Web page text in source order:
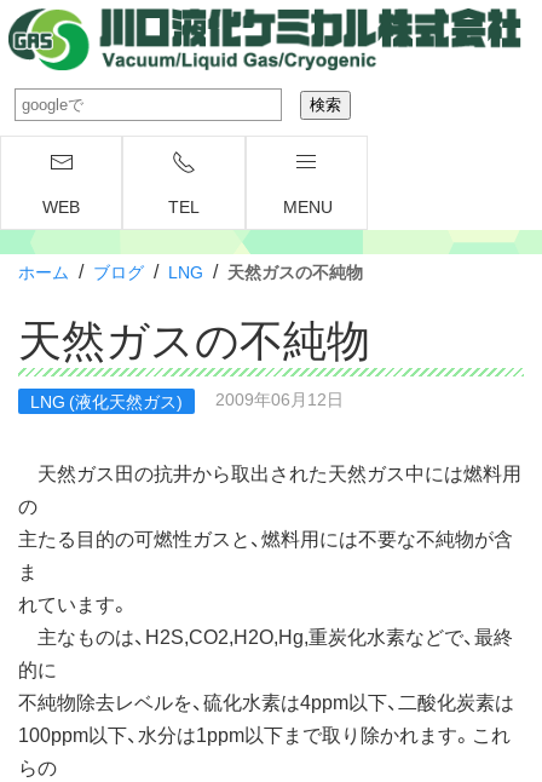
WEB TEL MENU
ホーム / ブログ / LNG / 天然ガスの不純物
天然ガスの不純物
LNG (液化天然ガス) 2009年06月12日
天然ガス田の抗井から取出された天然ガス中には燃料用
の
主たる目的の可燃性ガスと、燃料用には不要な不純物が含
ま
れています。
主なものは、H2S,CO2,H2O,Hg,重炭化水素などで、最終
的に
不純物除去レベルを、硫化水素は4ppm以下、二酸化炭素は
100ppm以下、水分は1ppm以下まで取り除かれます。これ
らの